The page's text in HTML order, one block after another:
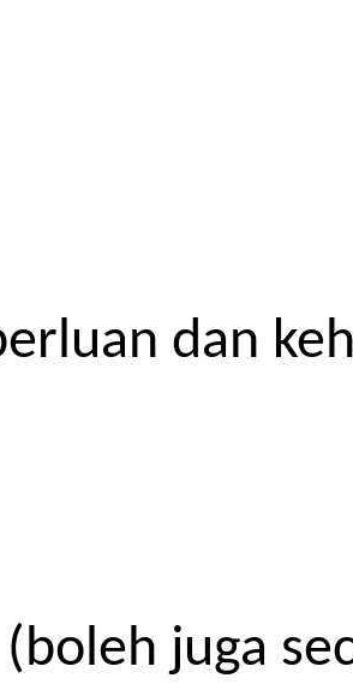
dan
juga